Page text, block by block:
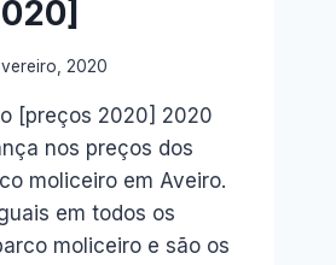
2020
[preços 2020] 2020
nos preços dos
moliceiro em Aveiro.
em todos os
moliceiro e são os